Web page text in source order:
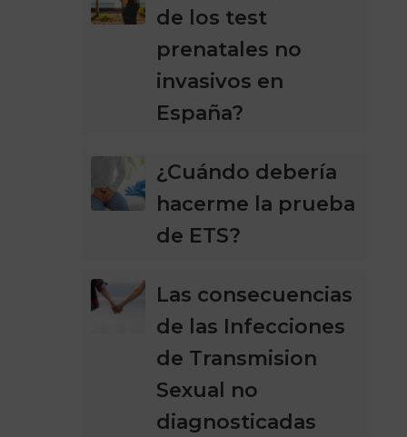
de los test
prenatales no
invasivos en
España?
¿Cuándo debería
hacerme la prueba
de ETS?
Las consecuencias
de las Infecciones
de Transmision
Sexual no
diagnosticadas